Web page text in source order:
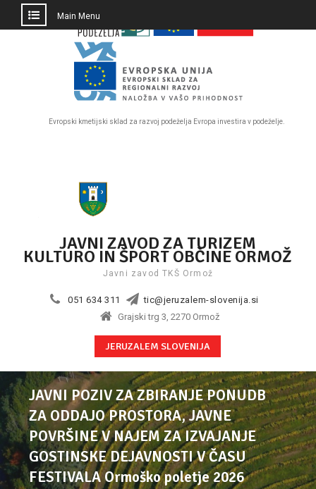
PRESKOČI
Evropski kmetijski sklad za razvoj podeželja Evropa investira v podeželje.
Main Menu
JAVNI ZAVOD ZA TURIZEM
KULTURO IN ŠPORT OBČINE ORMOŽ
Javni zavod TKŠ Ormož
051 634 311
tic@jeruzalem-slovenija.si
Grajski trg 3, 2270 Ormož
JERUZALEM SLOVENIJA
JAVNI POZIV ZA ZBIRANJE PONUDB
ZA ODDAJO PROSTORA, JAVNE
POVRŠINE V NAJEM ZA IZVAJANJE
GOSTINSKE DEJAVNOSTI V ČASU
FESTIVALA Ormoško poletje 2026